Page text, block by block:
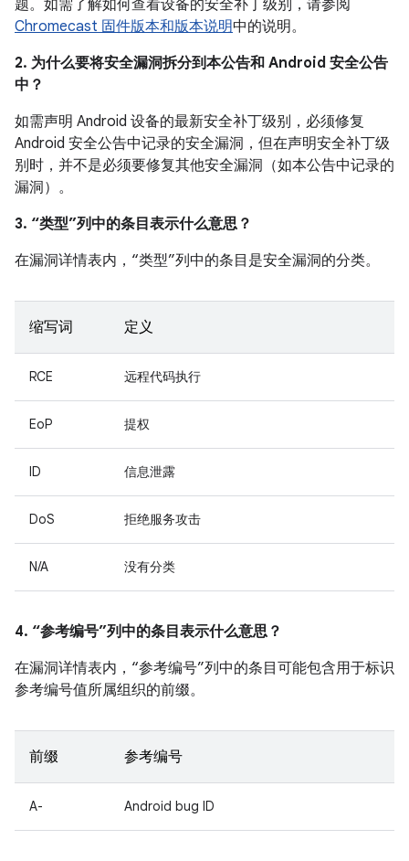
题。如需了解如何查看设备的安全补丁级别，请参阅
Chromecast 固件版本和版本说明中的说明。
2. 为什么要将安全漏洞拆分到本公告和 Android 安全公告
中？
如需声明 Android 设备的最新安全补丁级别，必须修复
Android 安全公告中记录的安全漏洞，但在声明安全补丁级
别时，并不是必须要修复其他安全漏洞（如本公告中记录的
漏洞）。
3. “类型”列中的条目表示什么意思？
在漏洞详情表内，“类型”列中的条目是安全漏洞的分类。
缩写词 定义
RCE 远程代码执行
EoP 提权
ID 信息泄露
DoS 拒绝服务攻击
N/A 没有分类
4. “参考编号”列中的条目表示什么意思？
在漏洞详情表内，“参考编号”列中的条目可能包含用于标识
参考编号值所属组织的前缀。
前缀 参考编号
A- Android bug ID